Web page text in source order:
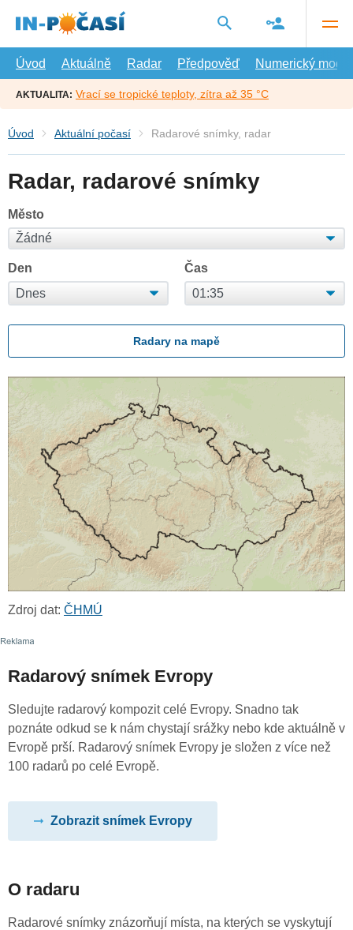
hlavní
Úvod
Aktuálně Radar Předpověď Numerický model
AKTUALITA: Vrací se tropické teploty, zítra až 35 °C
Úvod Aktuální počasí Radarové snímky, radar
Radar, radarové snímky
Město
Den Čas
Radary na mapě
Zdroj dat: ČHMÚ
Radarový snímek Evropy
Sledujte radarový kompozit celé Evropy. Snadno tak
poznáte odkud se k nám chystají srážky nebo kde aktuálně v
Evropě prší. Radarový snímek Evropy je složen z více než
100 radarů po celé Evropě.
Zobrazit snímek Evropy
O radaru
Radarové snímky znázorňují místa, na kterých se vyskytují